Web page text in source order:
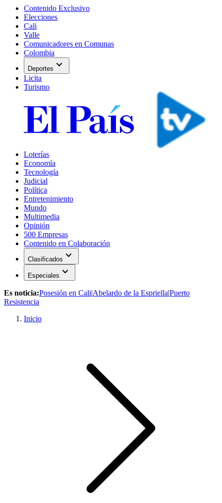
Contenido Exclusivo
Elecciones
Cali
Valle
Comunicadores en Comunas
Colombia
Deportes expand_more
Licita
Turismo
Loterías
Economía
Tecnología
Judicial
Política
Entretenimiento
Mundo
Multimedia
Opinión
500 Empresas
Contenido en Colaboración
Clasificados expand_more
Especiales expand_more
Es noticia:Posesión en Cali|Abelardo de la Espriella|Puerto
Resistencia
Inicio